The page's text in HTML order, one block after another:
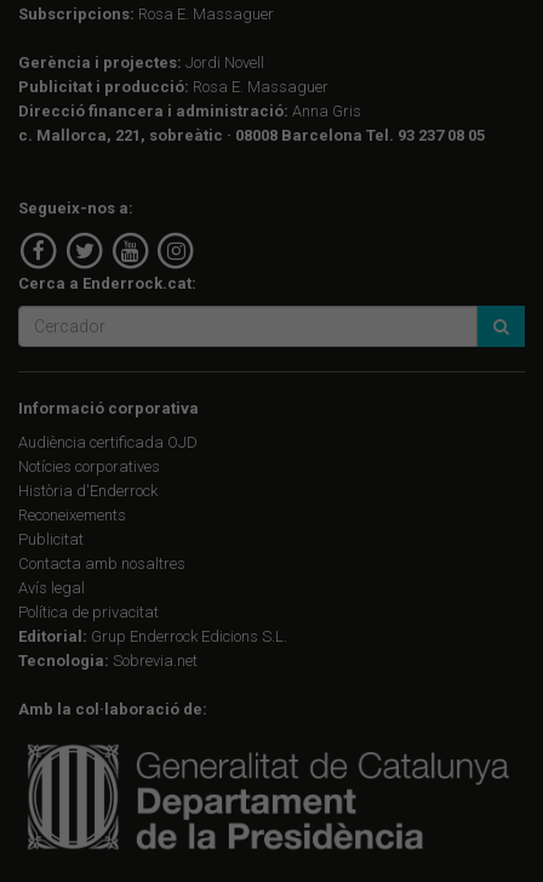
Subscripcions: Rosa E. Massaguer
Gerència i projectes: Jordi Novell
Publicitat i producció: Rosa E. Massaguer
Direcció financera i administració: Anna Gris
c. Mallorca, 221, sobreàtic · 08008 Barcelona Tel. 93 237 08 05
Segueix-nos a:
Cerca a Enderrock.cat:
Informació corporativa
Audiència certificada OJD
Notícies corporatives
Història d'Enderrock
Reconeixements
Publicitat
Contacta amb nosaltres
Avís legal
Política de privacitat
Editorial: Grup Enderrock Edicions S.L.
Tecnologia: Sobrevia.net
Amb la col·laboració de: